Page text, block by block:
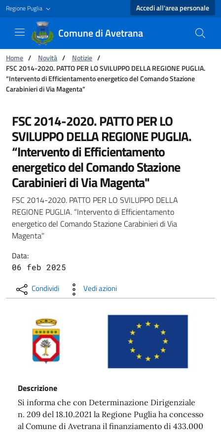
Regione Puglia Accedi all'area personale
Comune di Avetrana
Ti trovi in:
Home / Novità / Notizie /
FSC 2014-2020. PATTO PER LO SVILUPPO DELLA REGIONE PUGLIA.
“Intervento di Efficientamento energetico del Comando Stazione
Carabinieri di Via Magenta"
FSC 2014-2020. PATTO PER LO
FSC 2014-2020. PATTO PER LO
SVILUPPO DELLA REGIONE PUGLIA.
“Intervento di Efficientamento
energetico del Comando Stazione
Carabinieri di Via Magenta"
FSC 2014-2020. PATTO PER LO SVILUPPO DELLA
REGIONE PUGLIA. “Intervento di Efficientamento
energetico del Comando Stazione Carabinieri di Via
Magenta"
Data:
06 feb 2025
Condividi Vedi azioni
Descrizione
Si informa che con Determinazione Dirigenziale
n. 209 del 18.10.2021 la Regione Puglia ha concesso
al Comune di Avetrana il finanziamento di 433.000